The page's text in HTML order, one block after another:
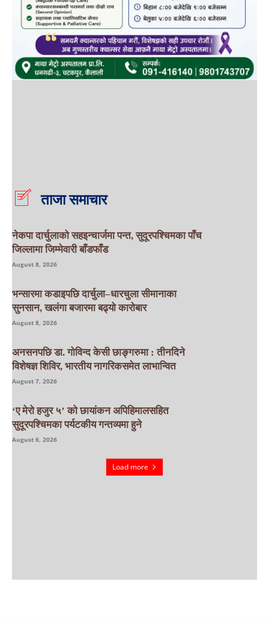
ताजा समाचार
नेकपा दार्चुलाको सहइन्चार्जमा पन्त, सुदूरपश्चिमका पाँच
जिल्लामा जिम्मेवारी बाँडफाँड
August 8, 2026
भन्सारमा कडाइपछि दार्चुला–धारचुला सीमानाका
सुनसान, खलंगा बजारमा बढ्यो कारोबार
August 8, 2026
अनसनपछि डा. गोविन्द केसी छाङ्गरुमा : तीनदिने
विशेषज्ञ शिविर, भारतीय नागरिकसमेत लाभान्वित
August 7, 2026
‘ए मेरो हजुर ५’ को छायांकन अपिहिमालसहित
सुदूरपश्चिमका पर्यटकीय गन्तव्यमा हुने
August 6, 2026
Load more